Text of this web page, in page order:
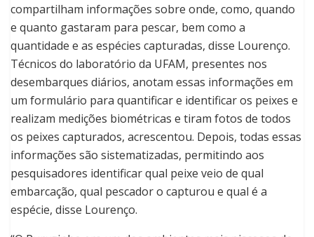
compartilham informações sobre onde, como, quando
e quanto gastaram para pescar, bem como a
quantidade e as espécies capturadas, disse Lourenço.
Técnicos do laboratório da UFAM, presentes nos
desembarques diários, anotam essas informações em
um formulário para quantificar e identificar os peixes e
realizam medições biométricas e tiram fotos de todos
os peixes capturados, acrescentou. Depois, todas essas
informações são sistematizadas, permitindo aos
pesquisadores identificar qual peixe veio de qual
embarcação, qual pescador o capturou e qual é a
espécie, disse Lourenço.